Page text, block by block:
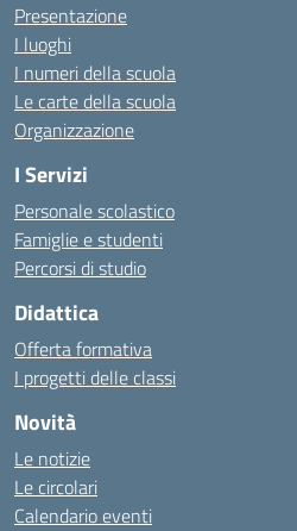
Presentazione
I luoghi
I numeri della scuola
Le carte della scuola
Organizzazione
I Servizi
Personale scolastico
Famiglie e studenti
Percorsi di studio
Didattica
Offerta formativa
I progetti delle classi
Novità
Le notizie
Le circolari
Calendario eventi